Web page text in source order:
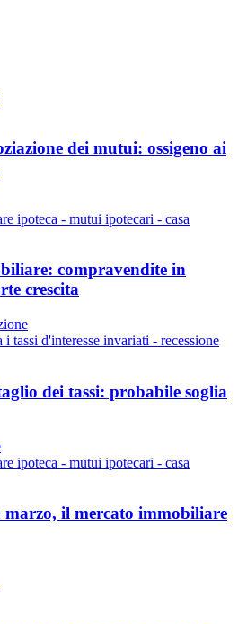
dei mutui: ossigeno ai
compravendite in
crescita
dei tassi: probabile soglia
il mercato immobiliare